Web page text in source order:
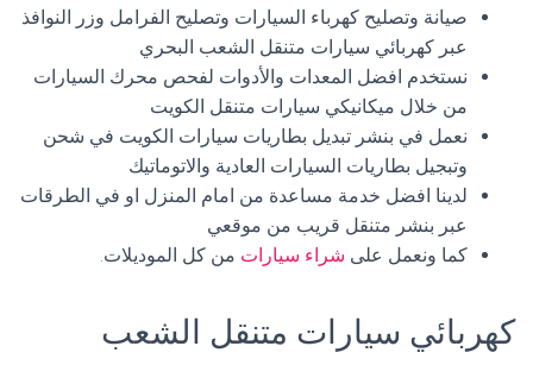
صيانة وتصليح كهرباء السيارات وتصليح الفرامل وزر النوافذ
عبر كهربائي سيارات متنقل الشعب البحري
نستخدم افضل المعدات والأدوات لفحص محرك السيارات
من خلال ميكانيكي سيارات متنقل الكويت
نعمل في بنشر تبديل بطاريات سيارات الكويت في شحن
وتبجيل بطاريات السيارات العادية والاتوماتيك
لدينا افضل خدمة مساعدة من امام المنزل او في الطرقات
عبر بنشر متنقل قريب من موقعي
كما ونعمل على شراء سيارات من كل الموديلات.
كهربائي سيارات متنقل الشعب